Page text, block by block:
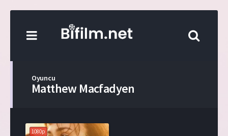
Oyuncu
Matthew Macfadyen
1080p